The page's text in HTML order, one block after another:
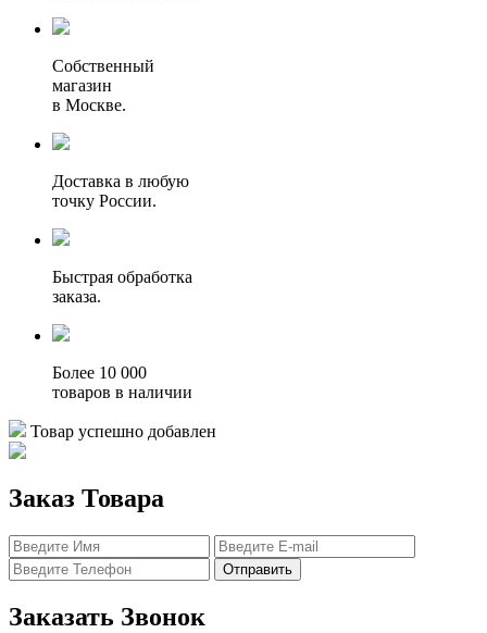
Собственный
магазин
в Москве.
Доставка в любую
точку России.
Быстрая обработка
заказа.
Более 10 000
товаров в наличии
Товар успешно добавлен
Заказ Товара
Отправить
Заказать Звонок